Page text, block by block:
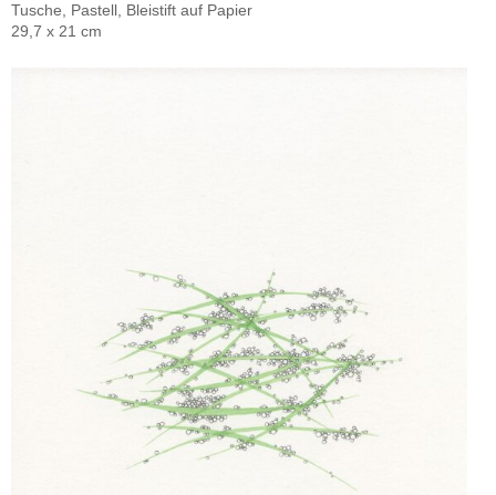
Tusche, Pastell, Bleistift auf Papier
29,7 x 21 cm